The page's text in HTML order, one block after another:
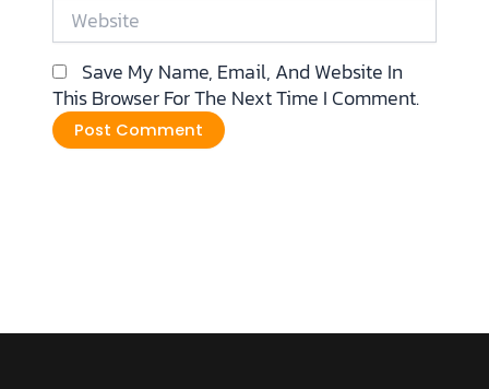
Website
Save My Name, Email, And Website In
This Browser For The Next Time I Comment.